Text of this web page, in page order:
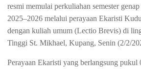
resmi memulai perkuliahan semester
2025–2026 melalui perayaan Ekaristi
dengan kuliah umum (Lectio Brevis) di
Tinggi St. Mikhael, Kupang, Senin (2/2/
Perayaan Ekaristi yang berlangsung